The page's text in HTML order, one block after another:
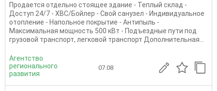
Продается отдельно стоящее здание - Теплый склад -
Доступ 24/7 - ХВС/Бойлер - Свой санузел - Индивидуальное
отопление - Напольное покрытие - Антипыль -
Максимальная мощность 500 кВт - Подъездные пути под
грузовой транспорт, легковой транспорт Дополнительная...
Агентство
регионального
развития
07.08